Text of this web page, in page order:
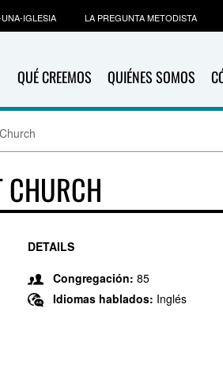
QUÉ CREEMOS QUIÉNES SOMOS
IGLESIA LA PREGUNTA METODISTA
CHURCH
DETAILS
Congregación: 85
Idiomas hablados: Inglés